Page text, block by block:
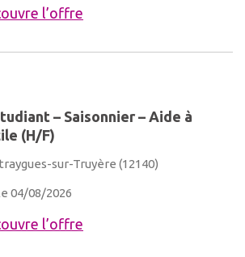
l’offre
– Saisonnier – Aide à
(H/F)
sur-Truyère (12140)
04/08/2026
l’offre